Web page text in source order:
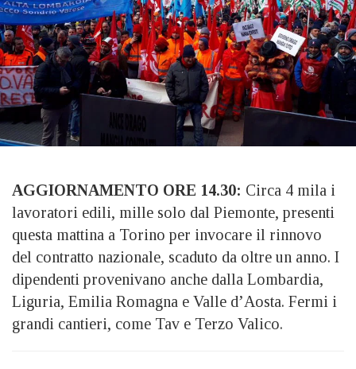
AGGIORNAMENTO ORE 14.30: Circa 4 mila i
lavoratori edili, mille solo dal Piemonte, presenti
questa mattina a Torino per invocare il rinnovo
del contratto nazionale, scaduto da oltre un anno. I
dipendenti provenivano anche dalla Lombardia,
Liguria, Emilia Romagna e Valle d’Aosta. Fermi i
grandi cantieri, come Tav e Terzo Valico.